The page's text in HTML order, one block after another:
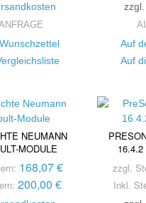
Auf
Auf
NEUMANN
MODULE
168,07 €
200,00 €
zzgl.
Inkl.